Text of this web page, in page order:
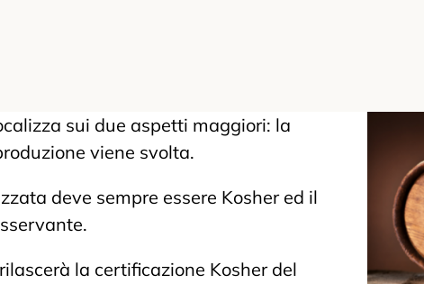
sui due aspetti maggiori: la
viene svolta.
deve sempre essere Kosher ed il
la certificazione Kosher del